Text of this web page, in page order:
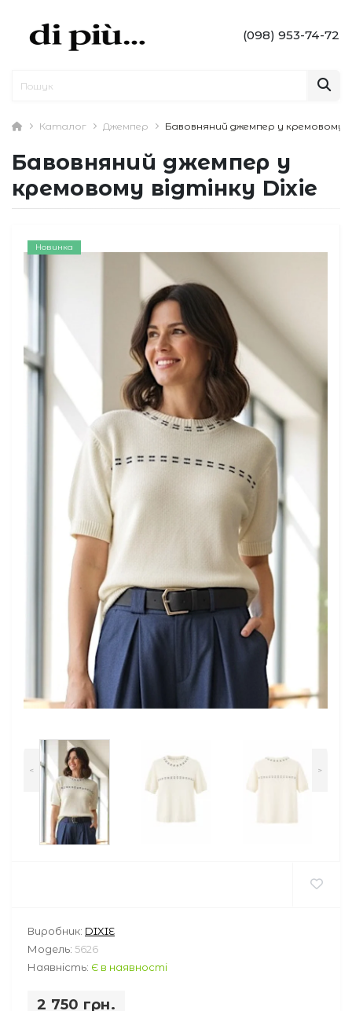
(098) 953-74-72
Каталог Джемпер Бавовняний джемпер у кремовому
Бавовняний джемпер у
кремовому відтінку Dixie
Новинка
< >
Виробник: DIXIE
Модель: 5626
Наявність: Є в наявності
2 750 грн.